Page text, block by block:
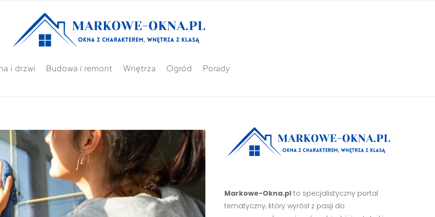
i drzwi Budowa i remont Wnętrza Ogród Porady
Markowe-Okna.plto specjalistyczny portal
tematyczny, który wyrósł z pasji do